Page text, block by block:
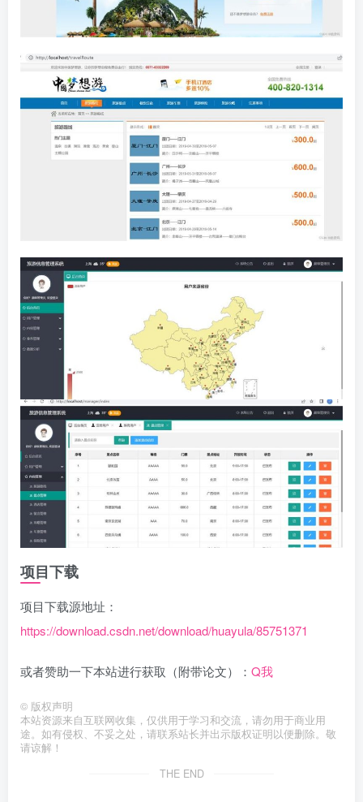
项目下载
项目下载源地址：
https://download.csdn.net/download/huayula/85751371
或者赞助一下本站进行获取（附带论文）： Q我
© 版权声明
本站资源来自互联网收集，仅供用于学习和交流，请勿用于商业用
途。如有侵权、不妥之处，请联系站长并出示版权证明以便删除。敬
请谅解！
THE END